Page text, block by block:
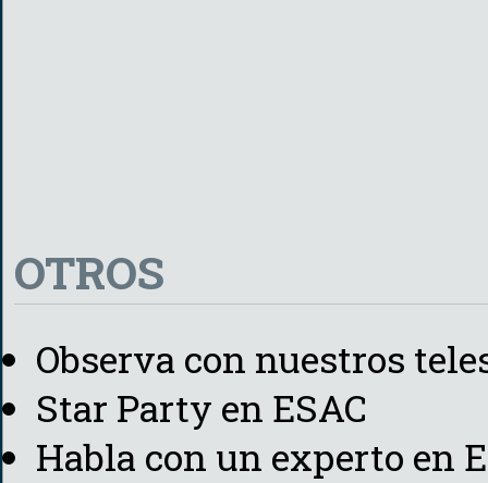
OTROS
Observa con nuestros
Star Party en ESAC
Habla con un experto en